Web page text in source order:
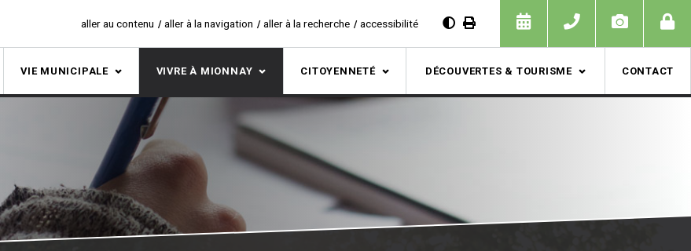
aller au contenu aller à la navigation aller à la recherche accessibilité
VIE MUNICIPALE VIVRE À MIONNAY CITOYENNETÉ DÉCOUVERTES & TOURISME CONTACT